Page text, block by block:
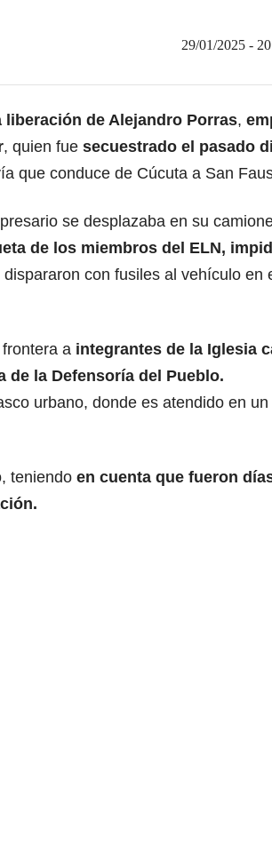
29/01/2025 -
liberación de Alejandro Porras,
, quien fue secuestrado el pasado
que conduce de Cúcuta a San
se desplazaba en su
de los miembros del ELN,
con fusiles al vehículo en
a integrantes de la Iglesia
de la Defensoría del Pueblo.
urbano, donde es atendido en
teniendo en cuenta que fueron